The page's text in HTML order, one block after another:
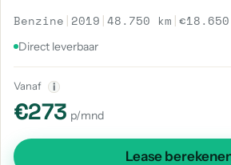
Benzine | 2019 |48.750 km |€18.650
Direct leverbaar
Vanaf i
€273 p/mnd
Lease